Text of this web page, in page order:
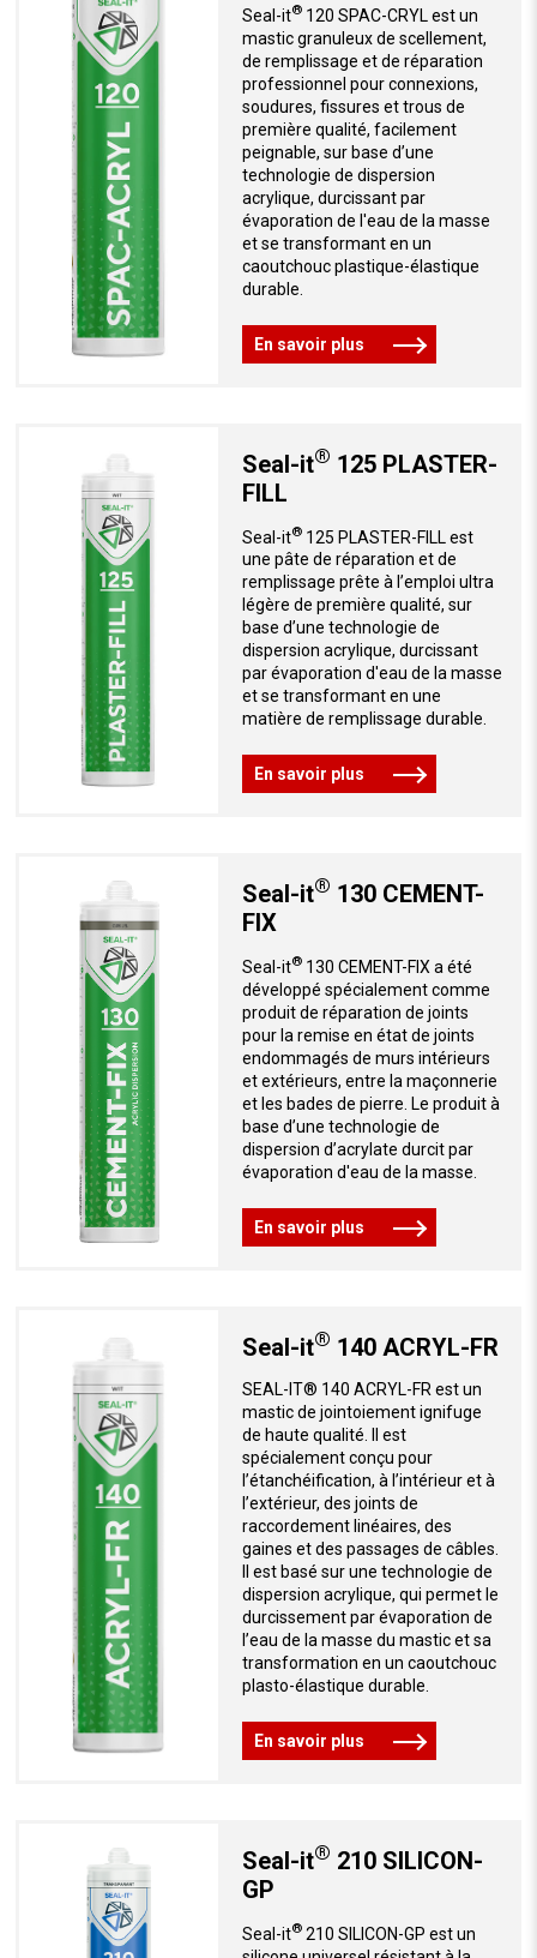
Seal-it®120 SPAC-CRYL est un
mastic granuleux de scellement,
de remplissage et de réparation
professionnel pour connexions,
soudures, fissures et trous de
première qualité, facilement
peignable, sur base d’une
technologie de dispersion
acrylique, durcissant par
évaporation de l'eau de la masse
et se transformant en un
caoutchouc plastique-élastique
durable.
En savoir plus
Seal-it® 125 PLASTER-
FILL
Seal-it®125 PLASTER-FILL est
une pâte de réparation et de
remplissage prête à l’emploi ultra
légère de première qualité, sur
base d’une technologie de
dispersion acrylique, durcissant
par évaporation d'eau de la masse
et se transformant en une
matière de remplissage durable.
En savoir plus
Seal-it® 130 CEMENT-
FIX
Seal-it®130 CEMENT-FIX a été
développé spécialement comme
produit de réparation de joints
pour la remise en état de joints
endommagés de murs intérieurs
et extérieurs, entre la maçonnerie
et les bades de pierre. Le produit à
base d’une technologie de
dispersion d’acrylate durcit par
évaporation d'eau de la masse.
En savoir plus
Seal-it® 140 ACRYL-FR
SEAL-IT® 140 ACRYL-FR est un
mastic de jointoiement ignifuge
de haute qualité. Il est
spécialement conçu pour
l’étanchéification, à l’intérieur et à
l’extérieur, des joints de
raccordement linéaires, des
gaines et des passages de câbles.
Il est basé sur une technologie de
dispersion acrylique, qui permet le
durcissement par évaporation de
l’eau de la masse du mastic et sa
transformation en un caoutchouc
plasto-élastique durable.
En savoir plus
Seal-it® 210 SILICON-
GP
Seal-it®210 SILICON-GP est un